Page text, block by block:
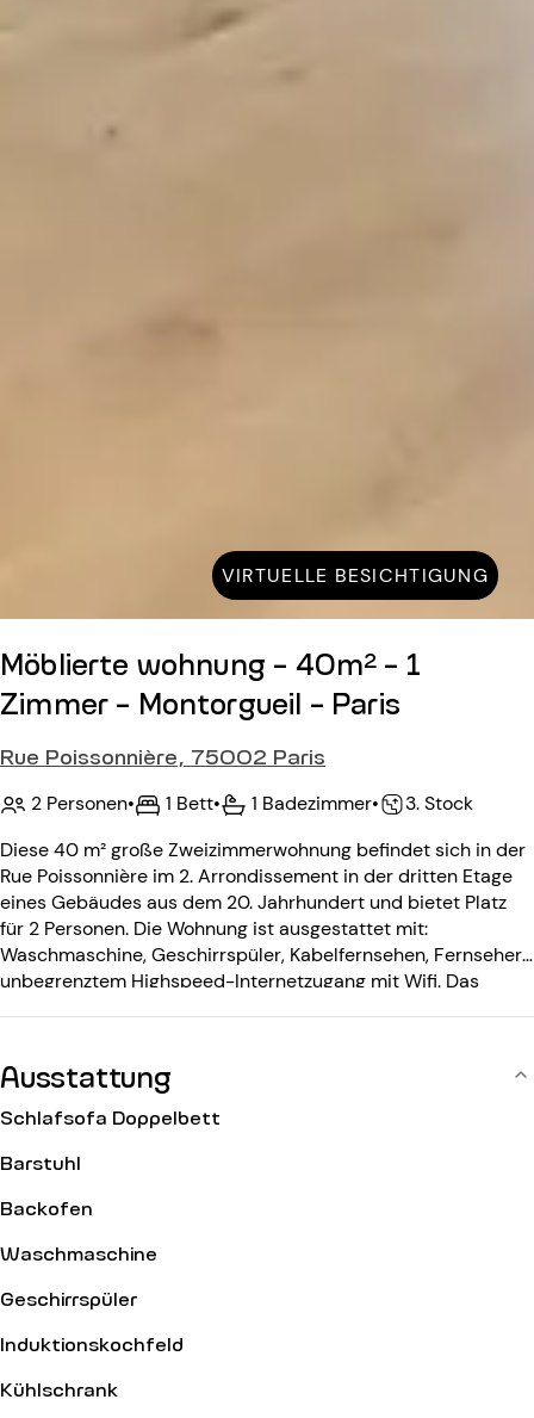
VIRTUELLE BESICHTIGUNG
Möblierte wohnung - 40m² - 1
Zimmer - Montorgueil - Paris
Rue Poissonnière, 75002 Paris
2 Personen• 1 Bett• 1 Badezimmer•
3. Stock
Diese 40 m² große Zweizimmerwohnung befindet sich in der
Rue Poissonnière im 2. Arrondissement in der dritten Etage
eines Gebäudes aus dem 20. Jahrhundert und bietet Platz
für 2 Personen. Die Wohnung ist ausgestattet mit:
Waschmaschine, Geschirrspüler, Kabelfernsehen, Fernseher,
unbegrenztem Highspeed-Internetzugang mit Wifi. Das
Ausstattung
Schlafsofa Doppelbett
Barstuhl
Backofen
Waschmaschine
Geschirrspüler
Induktionskochfeld
Kühlschrank